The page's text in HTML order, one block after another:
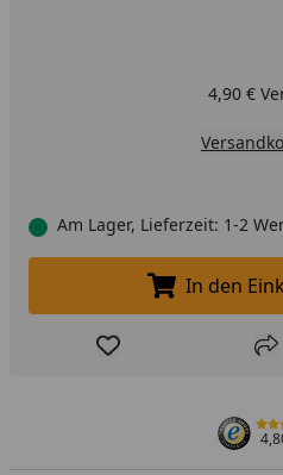
4,90 €
Am Lager, Lieferzeit: 1-2
In den
Produkt zur